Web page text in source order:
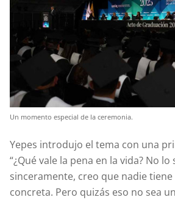
Un momento especial de la ceremonia.
Yepes introdujo el tema con una
“¿Qué vale la pena en la vida? No lo
sinceramente, creo que nadie
concreta. Pero quizás eso no sea